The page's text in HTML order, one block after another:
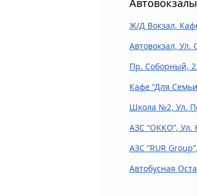
Ж/Д Вокзал,
Автовокзал, Ул.
Пр. Соборный,
Кафе “Для
Школа №2, Ул.
АЗС “ОККО”, Ул.
АЗС “RUR
Автобусная